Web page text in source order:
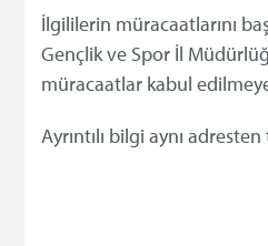
İlgililerin müracaatlarını
Gençlik ve Spor İl
müracaatlar kabul
Ayrıntılı bilgi aynı